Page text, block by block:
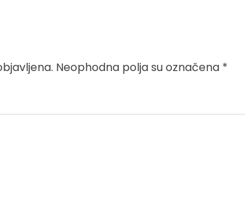
Neophodna polja su označena *